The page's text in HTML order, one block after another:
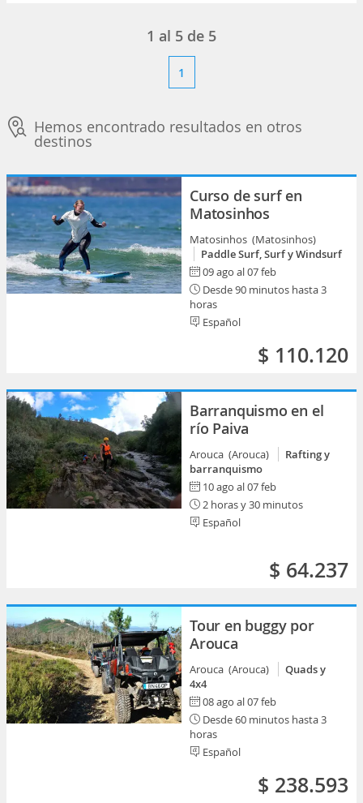
1 al 5 de 5
1
Hemos encontrado resultados en otros
destinos
Curso de surf en
Matosinhos
Matosinhos (Matosinhos)
Paddle Surf, Surf y Windsurf
09 ago al 07 feb
Desde 90 minutos hasta 3
horas
Español
$ 110.120
Barranquismo en el
río Paiva
Arouca (Arouca)
Rafting y
barranquismo
10 ago al 07 feb
2 horas y 30 minutos
Español
$ 64.237
Tour en buggy por
Arouca
Arouca (Arouca)
Quads y
4x4
08 ago al 07 feb
Desde 60 minutos hasta 3
horas
Español
$ 238.593